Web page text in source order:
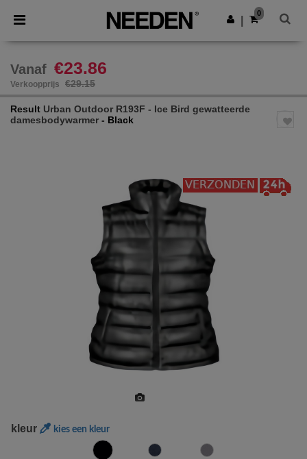
× Needen-app
Betere prijzen in de app!
Download app
0
Vanaf €23.86
Verkoopprijs €29.15
Result Urban Outdoor R193F - Ice Bird gewatteerde
damesbodywarmer - Black
kleur kies een kleur